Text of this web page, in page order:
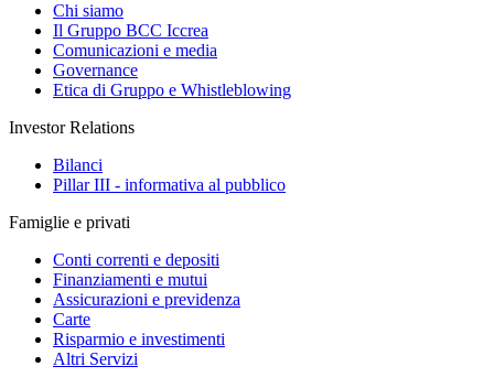
Chi siamo
Il Gruppo BCC Iccrea
Comunicazioni e media
Governance
Etica di Gruppo e Whistleblowing
Investor Relations
Bilanci
Pillar III - informativa al pubblico
Famiglie e privati
Conti correnti e depositi
Finanziamenti e mutui
Assicurazioni e previdenza
Carte
Risparmio e investimenti
Altri Servizi